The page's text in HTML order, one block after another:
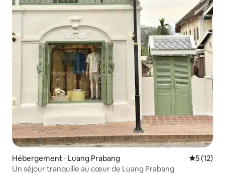
Hébergement ⋅ Luang Prabang
5 (12)
Un séjour tranquille au cœur de Luang Prabang